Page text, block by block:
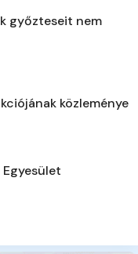
győzteseit nem
közleménye